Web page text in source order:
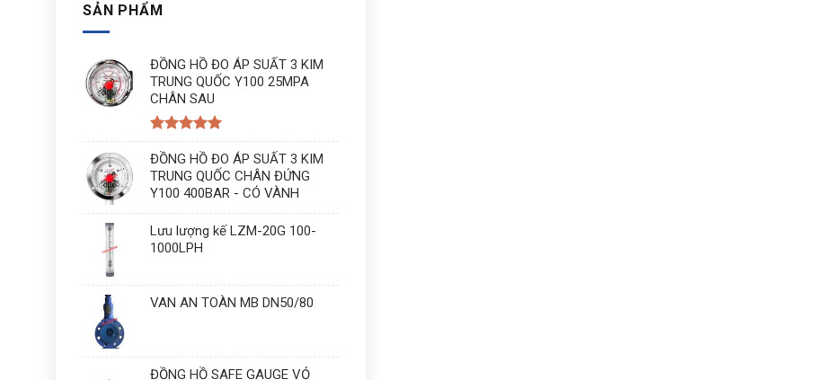
SẢN PHẨM
ĐỒNG HỒ ĐO ÁP SUẤT 3 KIM
TRUNG QUỐC Y100 25MPA
CHÂN SAU
Được xếp
hạng 55
sao
ĐỒNG HỒ ĐO ÁP SUẤT 3 KIM
TRUNG QUỐC CHÂN ĐỨNG
Y100 400BAR - CÓ VÀNH
Lưu lượng kế LZM-20G 100-
1000LPH
VAN AN TOÀN MB DN50/80
ĐỒNG HỒ SAFE GAUGE VỎ